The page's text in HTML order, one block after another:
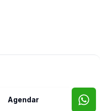
Agendar
Loft